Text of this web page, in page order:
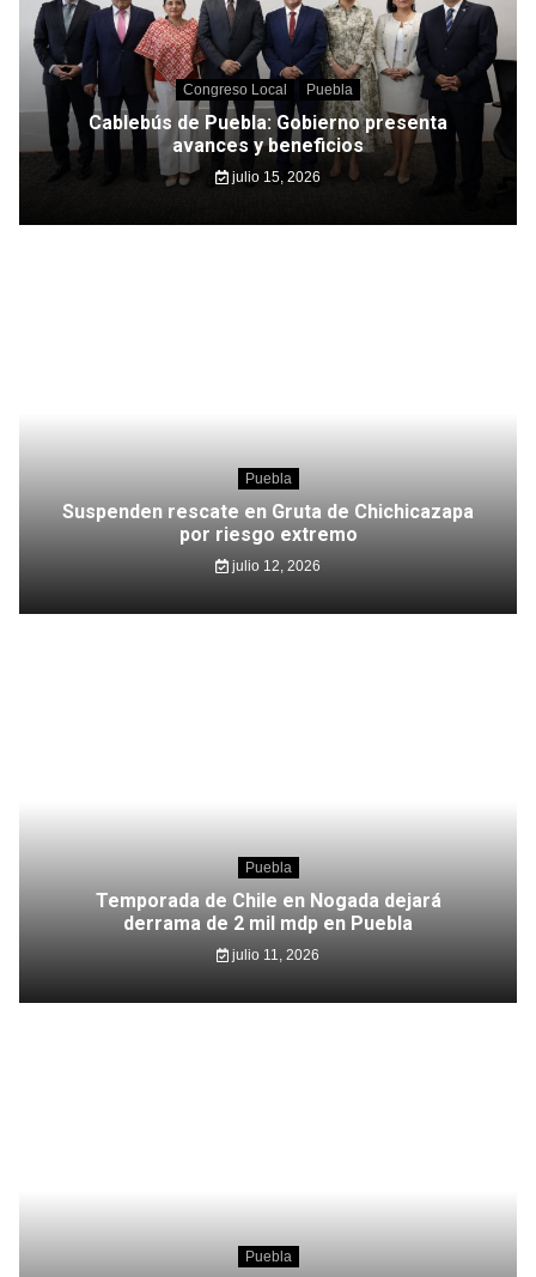
Congreso Local Puebla
Cablebús de Puebla: Gobierno presenta
avances y beneficios
julio 15, 2026
Puebla
Suspenden rescate en Gruta de Chichicazapa
por riesgo extremo
julio 12, 2026
Puebla
Temporada de Chile en Nogada dejará
derrama de 2 mil mdp en Puebla
julio 11, 2026
Puebla